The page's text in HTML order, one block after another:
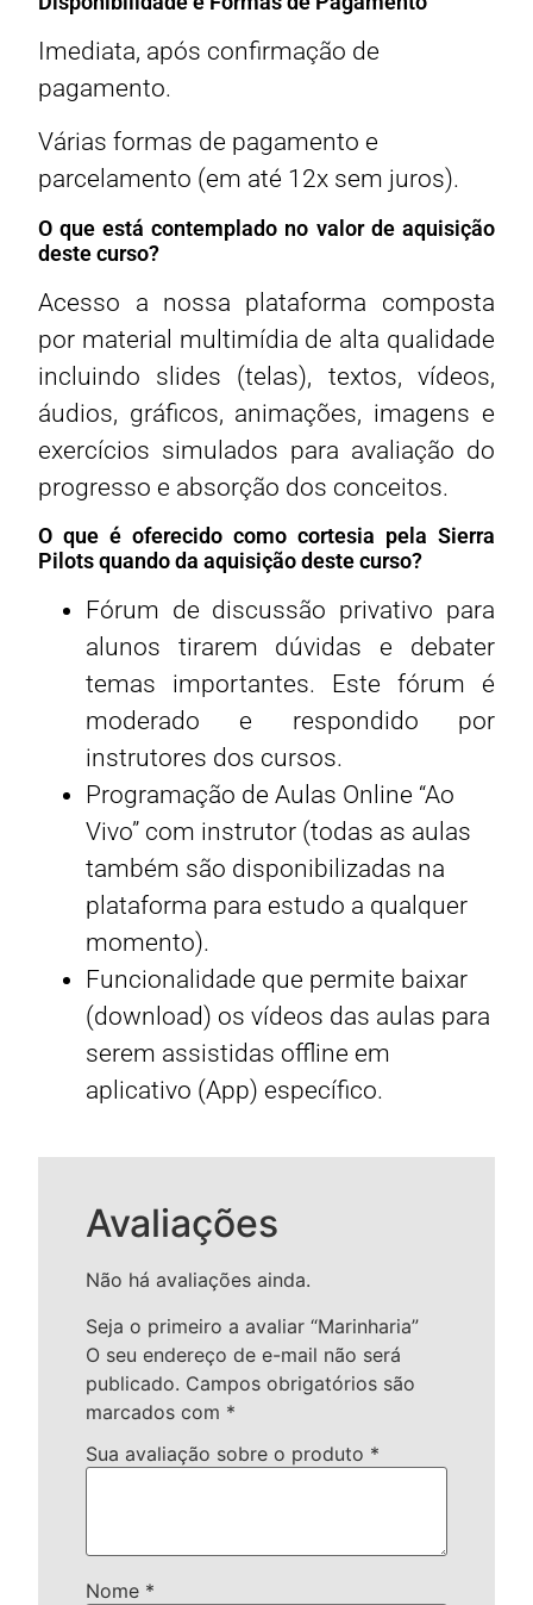
Avaliações
Não há avaliações ainda.
Seja o primeiro a avaliar “Marinharia”
O seu endereço de e-mail não será
publicado. Campos obrigatórios são
marcados com *
Sua avaliação sobre o produto *
Nome *
Imediata, após confirmação de
pagamento.
Várias formas de pagamento e
parcelamento (em até 12x sem juros).
O que está contemplado no valor de aquisição
deste curso?
Acesso a nossa plataforma composta
por material multimídia de alta qualidade
incluindo slides (telas), textos, vídeos,
áudios, gráficos, animações, imagens e
exercícios simulados para avaliação do
progresso e absorção dos conceitos.
O que é oferecido como cortesia pela Sierra
Pilots quando da aquisição deste curso?
Fórum de discussão privativo para
alunos tirarem dúvidas e debater
temas importantes. Este fórum é
moderado e respondido por
instrutores dos cursos.
Programação de Aulas Online “Ao
Vivo” com instrutor (todas as aulas
também são disponibilizadas na
plataforma para estudo a qualquer
momento).
Funcionalidade que permite baixar
(download) os vídeos das aulas para
serem assistidas offline em
aplicativo (App) específico.